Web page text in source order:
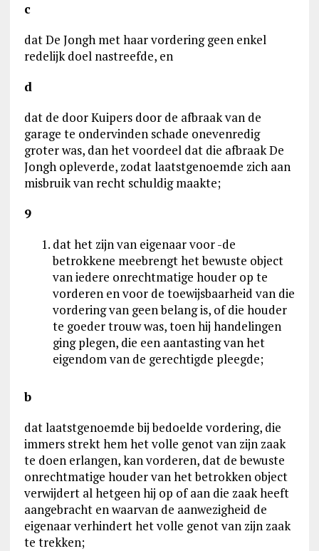
c
dat De Jongh met haar vordering geen enkel
redelijk doel nastreefde, en
d
dat de door Kuipers door de afbraak van de
garage te ondervinden schade onevenredig
groter was, dan het voordeel dat die afbraak De
Jongh opleverde, zodat laatstgenoemde zich aan
misbruik van recht schuldig maakte;
9
dat het zijn van eigenaar voor -de
betrokkene meebrengt het bewuste object
van iedere onrechtmatige houder op te
vorderen en voor de toewijsbaarheid van die
vordering van geen belang is, of die houder
te goeder trouw was, toen hij handelingen
ging plegen, die een aantasting van het
eigendom van de gerechtigde pleegde;
b
dat laatstgenoemde bij bedoelde vordering, die
immers strekt hem het volle genot van zijn zaak
te doen erlangen, kan vorderen, dat de bewuste
onrechtmatige houder van het betrokken object
verwijdert al hetgeen hij op of aan die zaak heeft
aangebracht en waarvan de aanwezigheid de
eigenaar verhindert het volle genot van zijn zaak
te trekken;